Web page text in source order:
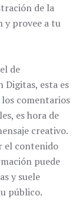
de la
y provee a tu
de
Digitas, esta es
los comentarios
es hora de
creativo.
el contenido
puede
y suele
público.